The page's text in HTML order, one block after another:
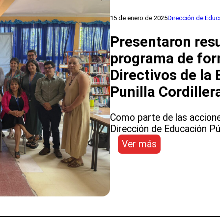
en
NEP
15 de enero de 2025Dirección de
Presentaron
programa de
Directivos de la
Punilla
Como parte de las
Dirección de Educación
Ver más
Presentaron